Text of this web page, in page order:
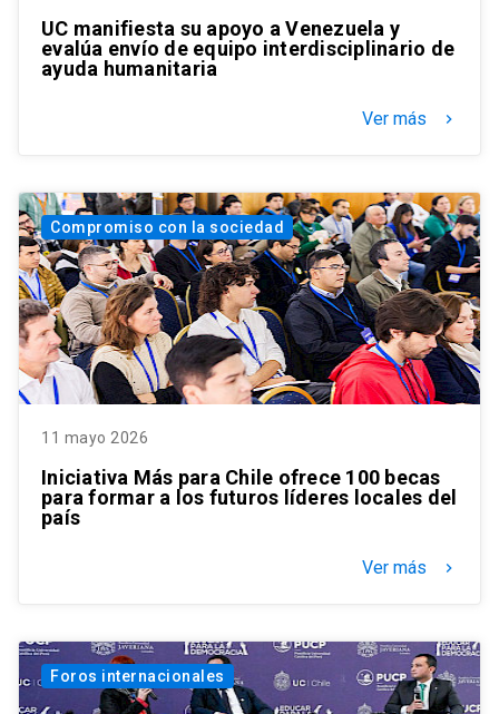
UC manifiesta su apoyo a Venezuela y
evalúa envío de equipo interdisciplinario de
ayuda humanitaria
Ver más keyboard_arrow_right
Compromiso con la sociedad
11 mayo 2026
Iniciativa Más para Chile ofrece 100 becas
para formar a los futuros líderes locales del
país
Ver más keyboard_arrow_right
Foros internacionales